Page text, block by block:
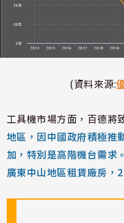
(資料來源:
工具機市場方面，百德將
地區，因中國政府積極推
加，特別是高階機台需求
廣東中山地區租賃廠房，